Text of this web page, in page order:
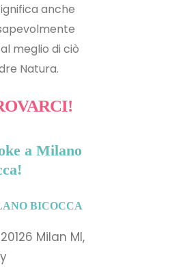
anche
meglio di ciò
Natura.
a Milano
BICOCCA
Milan MI,